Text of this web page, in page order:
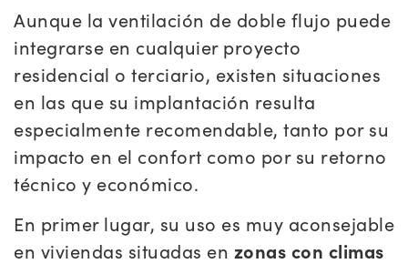
Aunque la ventilación de doble flujo puede
integrarse en cualquier proyecto
residencial o terciario, existen situaciones
en las que su implantación resulta
especialmente recomendable, tanto por su
impacto en el confort como por su retorno
técnico y económico.
En primer lugar, su uso es muy aconsejable
en viviendas situadas en zonas con climas